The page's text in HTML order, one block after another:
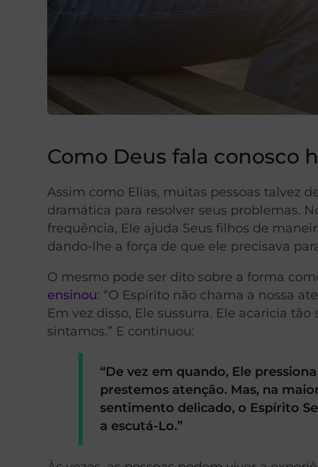
Como Deus fala conosco
Assim como Elias, muitas pessoas talvez
dramática para resolver seus problemas.
frequência, Ele ajuda Seus filhos de
dando-lhe a força de que ele precisava
O mesmo pode ser dito sobre a forma
ensinou: “O Espírito não chama a nossa
Em vez disso, Ele sussurra. Ele acaricia
sintamos.” E continuou:
“De vez em quando, Ele
prestemos atenção. Mas, na
sentimento delicado, o Espírito
a escutá-Lo.”